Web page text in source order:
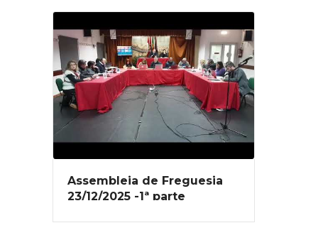
Assembleia de Freguesia
23/12/2025 -1ª parte